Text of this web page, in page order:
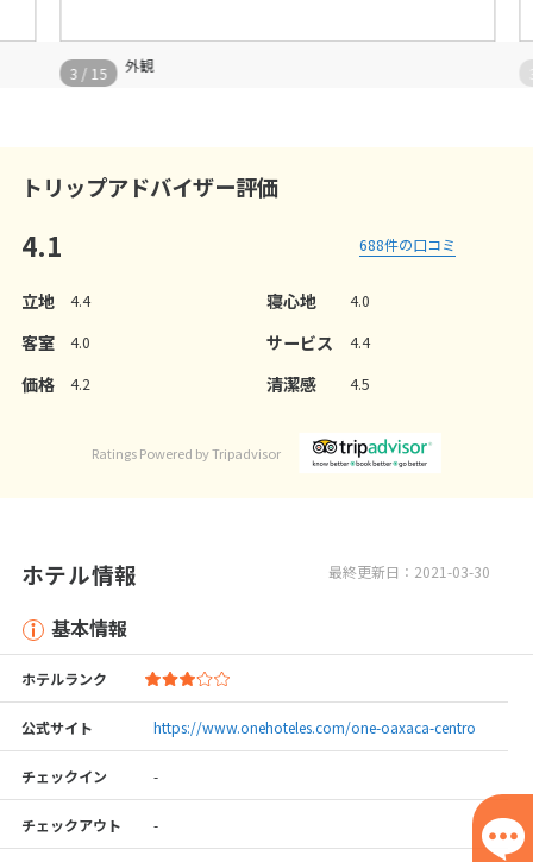
外観
3 / 15
トリップアドバイザー評価
4.1 688件の口コミ
立地 4.4 寝心地 4.0
客室 4.0 サービス 4.4
価格 4.2 清潔感 4.5
Ratings Powered by Tripadvisor
最終更新日：2021-03-30
ホテル情報
基本情報
ホテルランク
公式サイト https://www.onehoteles.com/one-oaxaca-centro
チェックイン -
チェックアウト -